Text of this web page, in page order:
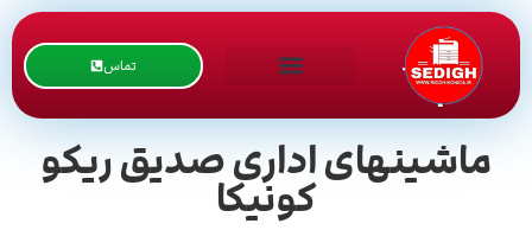
تماس
ماشینهای اداری صدیق ریکو
کونیکا